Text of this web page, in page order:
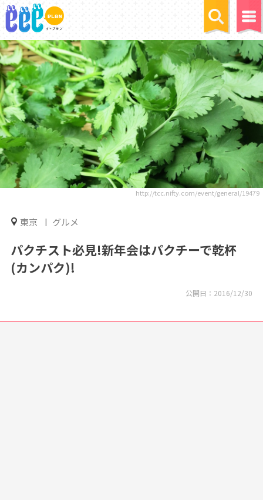
http://tcc.nifty.com/event/general/19479
東京 グルメ
パクチスト必見!新年会はパクチーで乾杯
(カンパク)!
公開日： 2016/12/30